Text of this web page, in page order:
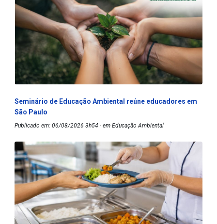
Seminário de Educação Ambiental reúne educadores em
São Paulo
Publicado em: 06/08/2026 3h54 - em Educação Ambiental